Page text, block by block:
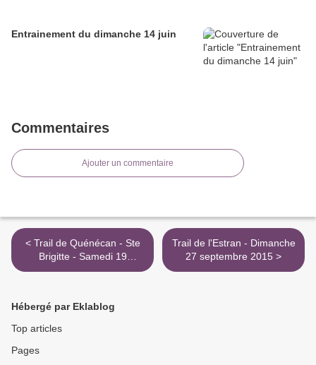
Entrainement du dimanche 14 juin
Commentaires
Ajouter un commentaire
< Trail de Quénécan - Ste
Brigitte - Samedi 19
septembre 2015
Trail de l'Estran - Dimanche
27 septembre 2015 >
Hébergé par Eklablog
Top articles
Pages